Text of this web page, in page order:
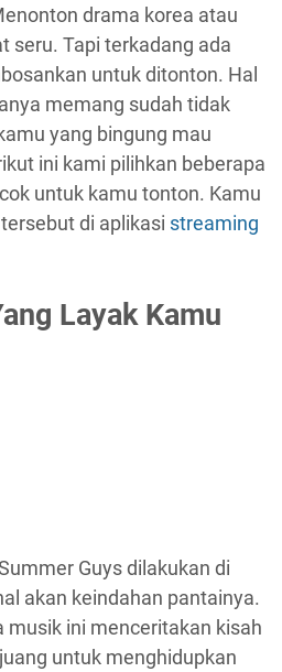
drama korea atau
seru. Tapi terkadang ada
untuk ditonton. Hal
memang sudah tidak
yang bingung mau
ini kami pilihkan beberapa
untuk kamu tonton. Kamu
tersebut di aplikasi streaming
Layak Kamu
Guys dilakukan di
akan keindahan pantainya.
musik ini menceritakan kisah
untuk menghidupkan